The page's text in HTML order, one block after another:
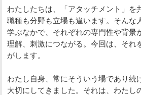
わたしたちは、「アタッチメント」を
職種も分野も立場も違います。そんな
学ぶなかで、それぞれの専門性や背景
理解、刺激につながる。今回は、それ
がします。
わたし自身、常にそういう場であり続
大切にしてきました。それは、わたし